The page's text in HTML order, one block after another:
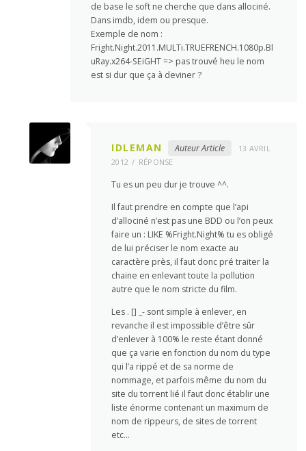
de base le soft ne cherche que dans allociné.
Dans imdb, idem ou presque.
Exemple de nom :
Fright.Night.2011.MULTi.TRUEFRENCH.1080p.Bl
uRay.x264-SEiGHT => pas trouvé heu le nom
est si dur que ça à deviner ?
IDLEMAN Auteur Article
13 AVRIL
2012
RÉPONSE
Tu es un peu dur je trouve ^^.
Il faut prendre en compte que l’api
d’allociné n’est pas une BDD ou l’on peux
faire un : LIKE %Fright.Night% tu es obligé
de lui préciser le nom exacte au
caractère près, il faut donc pré traiter la
chaine en enlevant toute la pollution
autre que le nom stricte du film.
Les . [] _- sont simple à enlever, en
revanche il est impossible d’être sûr
d’enlever à 100% le reste étant donné
que ça varie en fonction du nom du type
qui l’a rippé et de sa norme de
nommage, et parfois même du nom du
site du torrent lié il faut donc établir une
liste énorme contenant un maximum de
nom de rippeurs, de sites de torrent
etc…